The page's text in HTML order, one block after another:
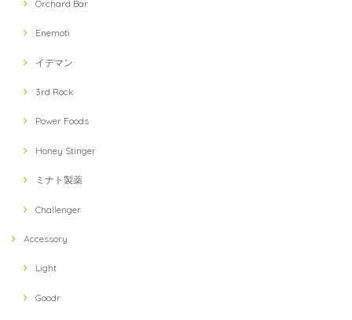
Orchard Bar
Enemoti
イデマン
3rd Rock
Power Foods
Honey Stinger
ミナト製薬
Challenger
Accessory
Light
Goodr